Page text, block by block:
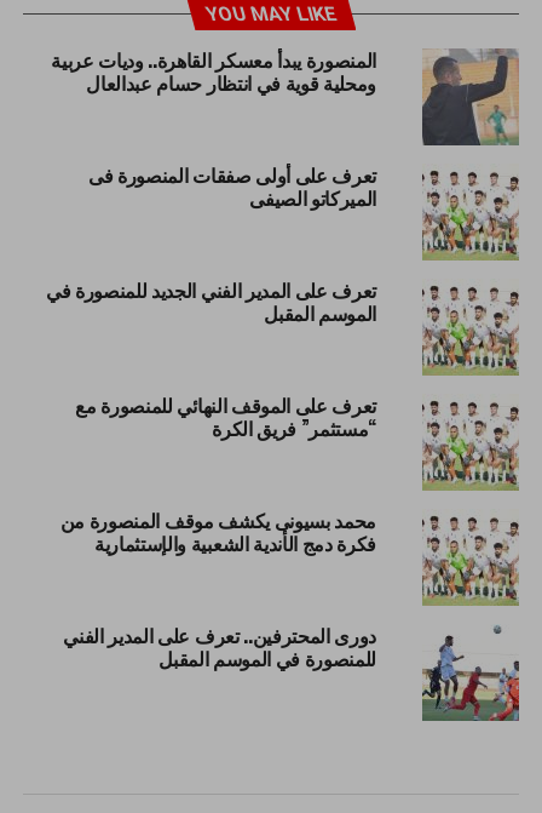
YOU MAY LIKE
المنصورة يبدأ معسكر القاهرة.. وديات عربية
ومحلية قوية في انتظار حسام عبدالعال
تعرف على أولى صفقات المنصورة فى
الميركاتو الصيفى
تعرف على المدير الفني الجديد للمنصورة في
الموسم المقبل
تعرف على الموقف النهائي للمنصورة مع
“مستثمر” فريق الكرة
محمد بسيونى يكشف موقف المنصورة من
فكرة دمج الأندية الشعبية والإستثمارية
دورى المحترفين.. تعرف على المدير الفني
للمنصورة في الموسم المقبل